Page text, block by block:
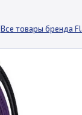
Все товары бренда